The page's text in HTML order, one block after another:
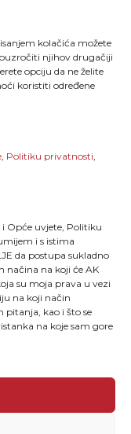
kolačića možete
njihov drugačiji
opciju da ne želite
koristiti određene
, Politiku privatnosti,
Opće uvjete, Politiku
i s istima
da postupa sukladno
načina na koji će AK
su moja prava u vezi
na koji način
pitanja, kao i što se
na koje sam gore
od pukog
je način života